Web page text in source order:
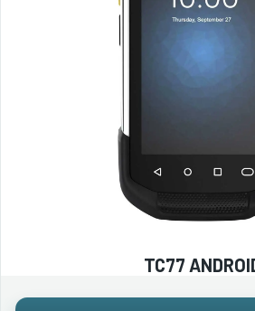
TC77